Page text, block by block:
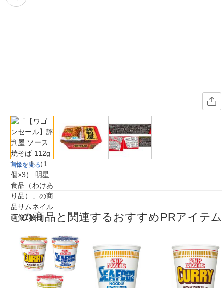
画像を見る
この商品と関連するおすすめPRアイテム